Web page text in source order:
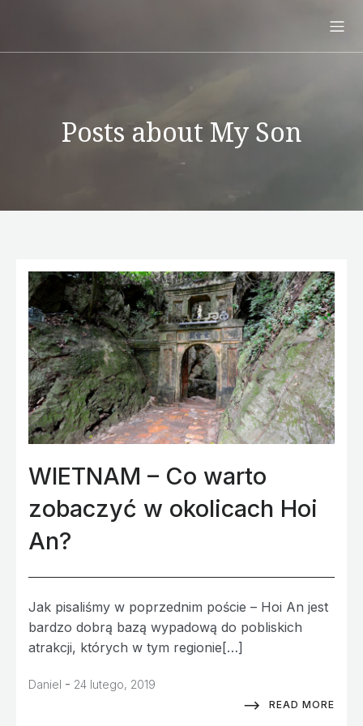
Posts about My Son
WIETNAM – Co warto
zobaczyć w okolicach Hoi
An?
Jak pisaliśmy w poprzednim poście – Hoi An jest
bardzo dobrą bazą wypadową do pobliskich
atrakcji, których w tym regionie[…]
Daniel - 24 lutego, 2019
READ MORE